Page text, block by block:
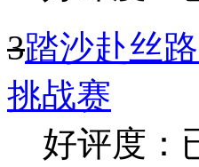
青春无悔.
好评度：
踏沙赴丝